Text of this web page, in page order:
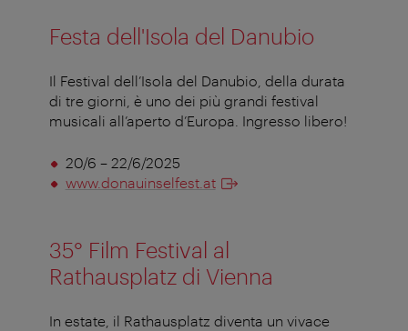
Festa dell'Isola del Danubio
Il Festival dell’Isola del Danubio, della durata
di tre giorni, è uno dei più grandi festival
musicali all’aperto d’Europa. Ingresso libero!
20/6 – 22/6/2025
www.donauinselfest.at
35° Film Festival al
Rathausplatz di Vienna
In estate, il Rathausplatz diventa un vivace